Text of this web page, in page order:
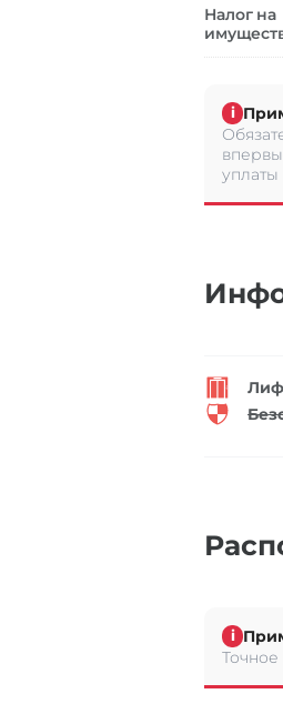
Налог на
i
уплаты
i